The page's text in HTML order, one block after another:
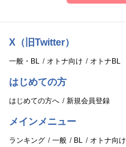
X（旧Twitter）
一般・BL オトナ向け オトナBL
はじめての方
はじめての方へ 新規会員登録
メインメニュー
ランキング 一般 BL オトナ向け